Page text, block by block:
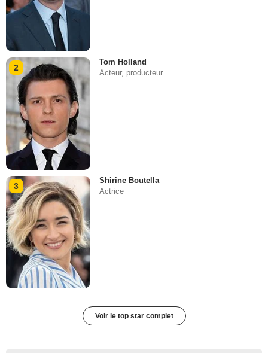
2
Tom Holland
Acteur, producteur
3
Shirine Boutella
Actrice
Voir le top star complet